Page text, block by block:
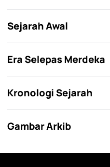
Sejarah Awal
Era Selepas Merdeka
Kronologi Sejarah
Gambar Arkib